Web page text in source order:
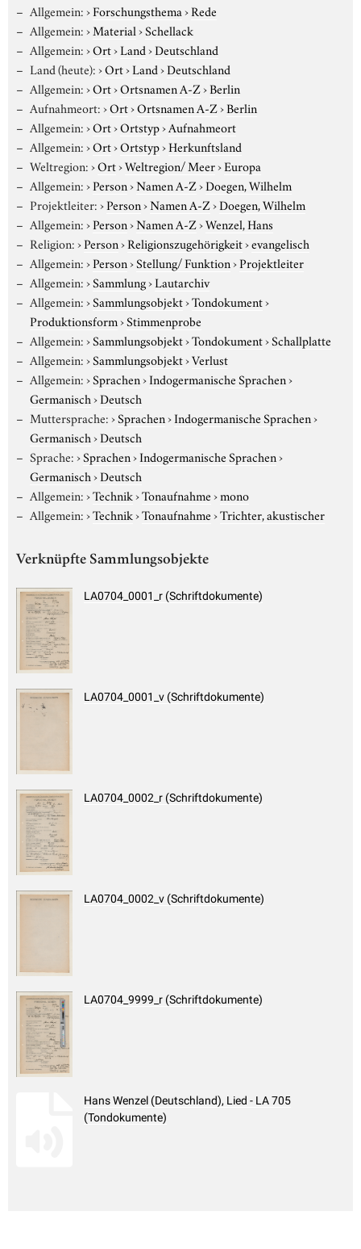
Allgemein:›Forschungsthema›Rede
Allgemein:›Material›Schellack
Allgemein:›Ort›Land›Deutschland
Land (heute):›Ort›Land›Deutschland
Allgemein:›Ort›Ortsnamen A-Z›Berlin
Aufnahmeort:›Ort›Ortsnamen A-Z›Berlin
Allgemein:›Ort›Ortstyp›Aufnahmeort
Allgemein:›Ort›Ortstyp›Herkunftsland
Weltregion:›Ort›Weltregion/ Meer›Europa
Allgemein:›Person›Namen A-Z›Doegen, Wilhelm
Projektleiter:›Person›Namen A-Z›Doegen, Wilhelm
Allgemein:›Person›Namen A-Z›Wenzel, Hans
Religion:›Person›Religionszugehörigkeit›evangelisch
Allgemein:›Person›Stellung/ Funktion›Projektleiter
Allgemein:›Sammlung›Lautarchiv
Allgemein:›Sammlungsobjekt›Tondokument›
Produktionsform›Stimmenprobe
Allgemein:›Sammlungsobjekt›Tondokument›Schallplatte
Allgemein:›Sammlungsobjekt›Verlust
Allgemein:›Sprachen›Indogermanische Sprachen›
Germanisch›Deutsch
Muttersprache:›Sprachen›Indogermanische Sprachen›
Germanisch›Deutsch
Sprache:›Sprachen›Indogermanische Sprachen›
Germanisch›Deutsch
Allgemein:›Technik›Tonaufnahme›mono
Allgemein:›Technik›Tonaufnahme›Trichter, akustischer
Verknüpfte Sammlungsobjekte
LA0704_0001_r (Schriftdokumente)
LA0704_0001_v (Schriftdokumente)
LA0704_0002_r (Schriftdokumente)
LA0704_0002_v (Schriftdokumente)
LA0704_9999_r (Schriftdokumente)
Hans Wenzel (Deutschland), Lied - LA 705
(Tondokumente)